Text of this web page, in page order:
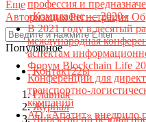
Еще
АвторизацияРегистрация
Популярное
профессия и
«Комплаенс — 2020»
В 2021 году в десятый
международная
аспектам
Форум Blockchain Life
Конференции для
транспортно-
компаний
АО «Апатит» внедрило
Контакт22ы
Главная
Журнал
Директор по